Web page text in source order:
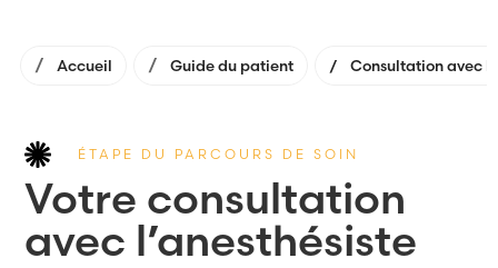
Accueil Guide du patient Consultation avec l
ÉTAPE DU PARCOURS DE SOIN
Votre consultation
avec l’anesthésiste